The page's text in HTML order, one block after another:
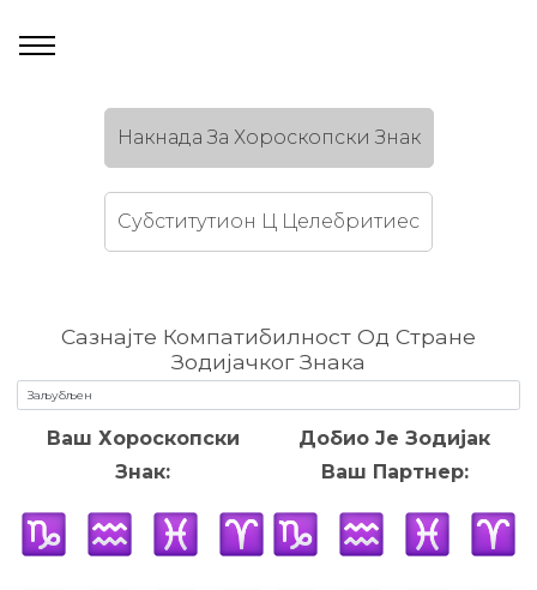
Накнада За Хороскопски Знак
Субститутион Ц Целебритиес
Сазнајте Компатибилност Од Стране
Зодијачког Знака
Ваш Хороскопски
Знак:
Добио Је Зодијак
Ваш Партнер: